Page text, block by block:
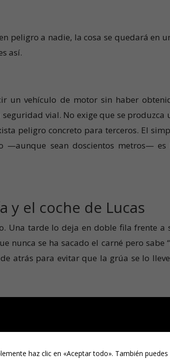
peligro a nadie, la cosa se quedará en
así.
un vehículo de motor sin haber
vial. No exige que se produzca
peligro concreto para terceros. El
—aunque sean doscientos metros— es
y el coche de Lucas
Una tarde lo deja en doble fila frente a
nunca se ha sacado el carné pero sabe
atrás para evitar que la grúa se lo
de la Policía Local. Cuando le piden
no se fue a casa con una
por un delito contra la seguridad
haz clic en «Aceptar todo». También